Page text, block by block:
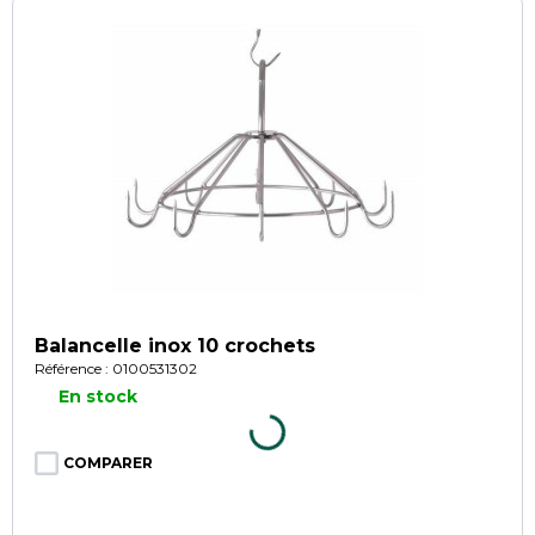
Balancelle inox 10 crochets
Référence : 0100531302
En stock
COMPARER